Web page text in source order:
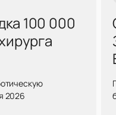
100 000
2026